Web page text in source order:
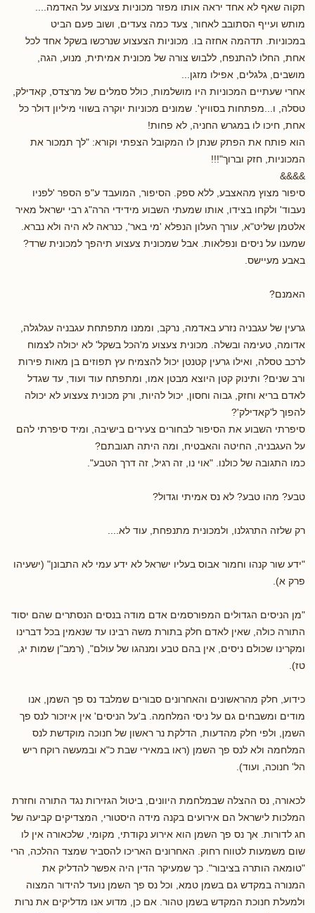
תקוה שאף לא אחד יראה אותו מפזר מכוניות צעצוע על האדמה....
מותש ועייף הסתובב לאחור, צעד כמה צעדים, ושוב פעם הביט
במכוניות. תדהמה אחזה בו. מכוניות הצעצוע שנרכשו בשקל אחד לכל
אחת, החלו להתנפח, ללבוש צורה של מכונית אמיתית, מנוע, הגה,
מושבים, גלגלים, אפילו מזגן...
אחרי שעתיים המכוניות היו מושלמות, כולל סמלים של מרצדס, קאדילק,
טסלה, ו...מפתחות בסוויץ'. שמונים מכוניות יוקרה בשווי מיליון דולר כל
אחת, חיכו לו במגרש החניה, לא פחות!
הוא פותח את הפתק שנתן לו המקובל הצפתי וקורא: "לך תמכור את
המכוניות, חזק וברוך"!!!
&&&&
סיפור מצוץ מהאצבע, ללא ספק. הסיפור, המועבד ע"פ הספר 'לפניו
נעבוד' ולקחו בצידו, אותו שמעתי השבוע מידידי הרה"ג רבי ישראל מאיר
אלטמן שליט"א, עורך העלון הנפלא 'מי באר', כנראה לא היה ולא נברא.
שמענו על ניסים ונפלאות. אבל שמכונית צעצוע תיהפך למכונית שרד?
באבע מעיישס.
האמנם?
גרעין של עגבניה נזרע באדמה, נרקב, וממנו מתפתחת עגבניה עגלגלה,
אדומה, טעימה ובשלה. מכונית צעצוע מ'הכל בשקל' לא יכולה לצמוח
לרכב טסלה, ואילו גרעין קטנטן יכול להצמיח עץ תפוזים בן מאות פירות
ורב שנים? ותינוק קטן היוצא מבטן אמו, ומתפתח עוד ועוד, עד שגדל
לאדם בריא וחזק, גבוה וחסון, יכול להיות, ורק מכונית צעצוע לא יכולה
להפוך ל'קאדילק'?
סיפרתי השבוע את הסיפור לבחורים צעירים בישיבה, ומיד סיפרתי להם
על העגבניה, החיטה והאבטיח, ומה היתה תגובתם?
כמו התגובה של כולנו. "אוי נו, זה רגיל, זה דרך הטבע".
טבע? מהו טבע? לא נס אמיתי וגדול?
רק שלזה התרגלנו, ולמכונית מתנפחת, עוד לא....
"ידע שור קנהו וחמור אבוס בעליו ישראל לא ידע עמי לא התבונן" (ישעיהו
פרק א).
"מן הניסים הגדולים המפורסמים אדם מודה בנסים הנסתרים שהם יסוד
התורה כולה, שאין לאדם חלק בתורת משה רבינו עד שנאמין בכל דברינו
ומקרינו שכולם ניסים, אין בהם טבע ומנהגו של עולם", (רמב"ן שמות יג,
טז).
כידוע, חלק מהראשונים והאחרונים סבורים שמלבד נס פך השמן, אנו
מודים ומשבחים גם על ניסי המלחמה. ב'על הניסים' אין איזכור לנס פך
השמן, ולפי חלק מהדעות, הדלקת נר ראשון של חנוכה מוקדשת לנס
המלחמה ולא לנס פך השמן (ראו במאירי שבת כ"א ובמעשה רוקח ריש
הל' חנוכה, ועוד).
לכאורה, נס ההצלה שבמלחמת היוונים, ביטול הגזירות נגד התורה וחזרת
המלכות לישראל הם אירועים בקנה מידה היסטורי, המצדיקים קביעה של
חג לדורות. אך נס פך השמן הוא אירוע נקודתי, מקומי, שלכאורה אין לו
שום משמעות לטווח רחוק. האחרונים האריכו להסביר שמצד ההלכה, הרי
"טומאה הותרה בציבור". כך שמעיקר הדין היה אפשר להדליק את
המנורה במקדש גם בשמן טמא, וכל נס פך השמן נועד להידור המצוה
ולמעלת חנוכת המקדש בשמן טהור. אם כן, מדוע אנו מדליקים את נרות